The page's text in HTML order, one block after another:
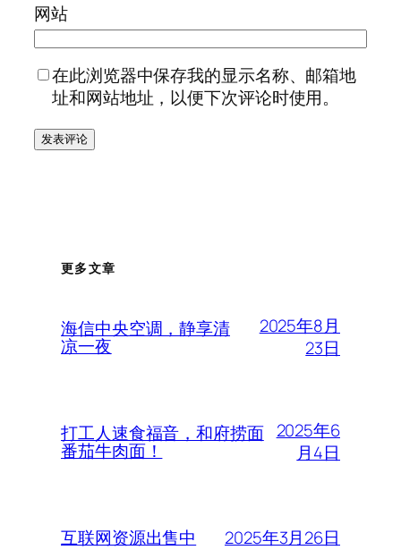
网站
在此浏览器中保存我的显示名称、邮箱地
址和网站地址，以便下次评论时使用。
更多文章
海信中央空调，静享清
凉一夜
2025年8月
23日
打工人速食福音，和府捞面
番茄牛肉面！
2025年6
月4日
互联网资源出售中 2025年3月26日